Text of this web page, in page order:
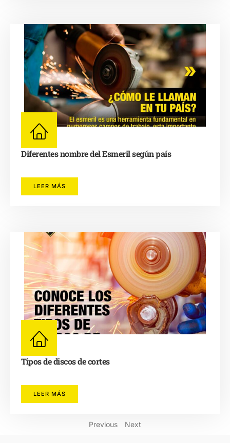
Diferentes nombre del Esmeril según país
LEER MÁS
Tipos de discos de cortes
LEER MÁS
Previous Next